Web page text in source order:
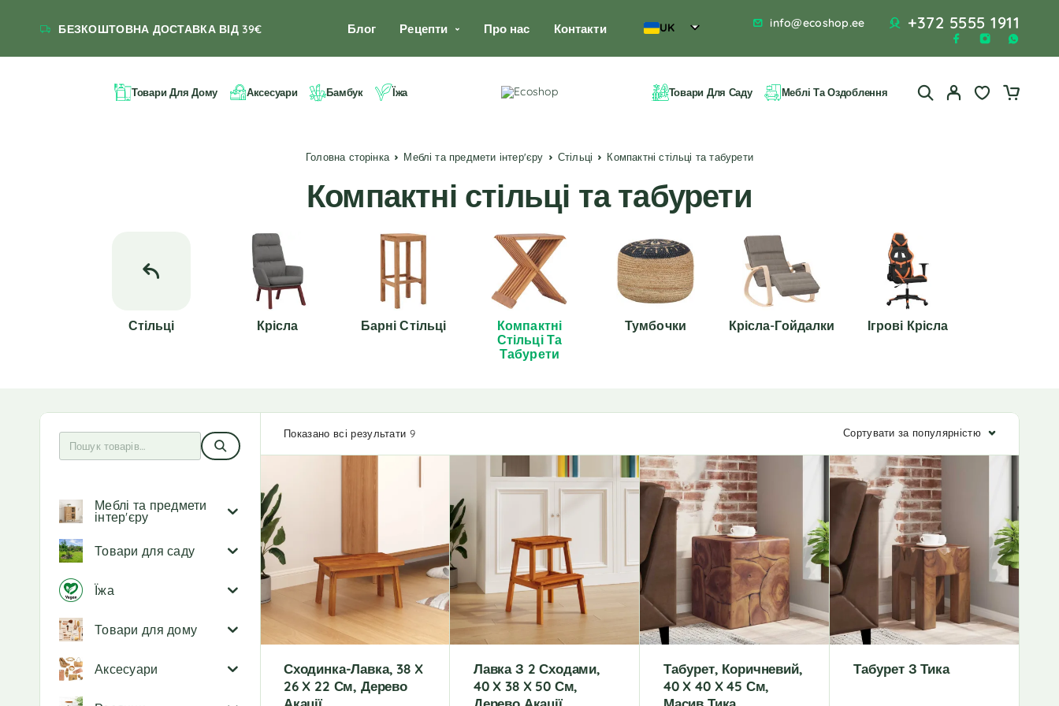
БЕЗКОШТОВНА ДОСТАВКА ВІД 39€ Блог Рецепти Про нас Контакти UK info@ecoshop.ee +372 5555 1911
Товари Для Дому Аксесуари Бамбук Їжа Товари Для Саду Меблі Та Оздоблення
Головна сторінка Меблі та предмети інтер'єру Стільці Компактні стільці та табурети
Компактні стільці та табурети
Стільці Крісла Барні Стільці
Компактні
Стільці Та
Табурети
Тумбочки Крісла-Гойдалки Ігрові Крісла
Меблі та предмети
інтер'єру
Товари для саду
Їжа
Товари для дому
Аксесуари
Показано всі результати 9 Сортувати за популярністю
Сходинка-Лавка, 38 X
26 X 22 См, Дерево
Лавка З 2 Сходами,
40 X 38 X 50 См,
Табурет, Коричневий,
40 X 40 X 45 См,
Табурет З Тика